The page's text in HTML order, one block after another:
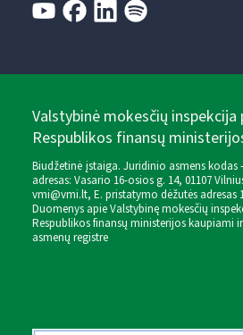
Valstybinė mokesčių inspekcija
Respublikos finansų
Biudžetinė įstaiga. Juridinio asmens kodas
adresas: Vasario 16-osios g. 14, 01107
vmi@vmi.lt, E. pristatymo dėžutės adresas
Duomenys apie Valstybinę mokesčių
Respublikos finansų ministerijos kaupiami
asmenų registre